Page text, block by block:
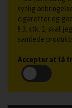
synlig
cigaretter og
§ 3, stk. 1, skal
samlede
Accepter at få